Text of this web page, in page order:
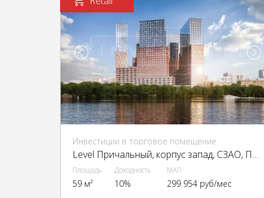
Инвестиции в торговое помещение
Level Причальный, корпус запад, CЗАО, Причальный пр-д, вл. 10А
Площадь
59 м²
Доходность
10%
МАП
299 954 руб/мес